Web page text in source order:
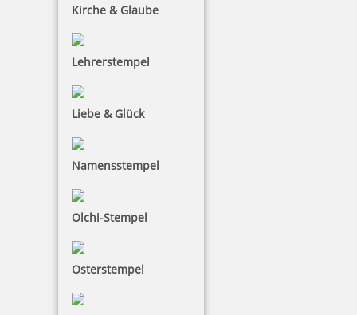
Kirche & Glaube
Lehrerstempel
Liebe & Glück
Namensstempel
Olchi-Stempel
Osterstempel
Jetzt gestalten
Trodat Printy 4913 Pastell Edition